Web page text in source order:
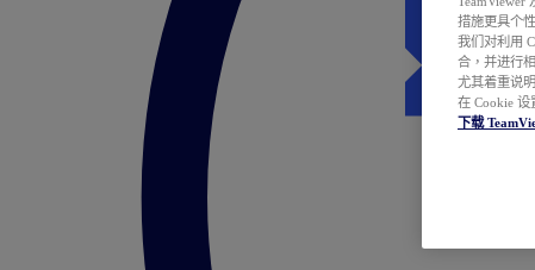
措施更具个
我们对利用
合，并进行
尤其着重说
在 Cookie 设
下载